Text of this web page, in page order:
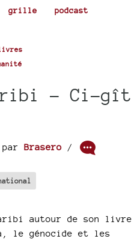
grille podcast
- Ci-gît
par Brasero /
autour de son livre
le génocide et les